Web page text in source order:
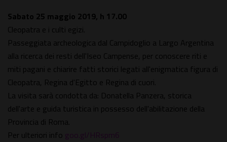
Sabato 25 maggio 2019, h 17.00
Cleopatra e i culti egizi.
Passeggiata archeologica dal Campidoglio a Largo Argentina
alla ricerca dei resti dell'Iseo Campense, per conoscere riti e
miti pagani e chiarire fatti storici legati all'enigmatica figura di
Cleopatra, Regina d'Egitto e Regina di cuori.
La visita sarà condotta da: Donatella Panzera, storica
dell'arte e guida turistica in possesso dell'abilitazione della
Provincia di Roma.
Per ulteriori info goo.gl/HRspm6